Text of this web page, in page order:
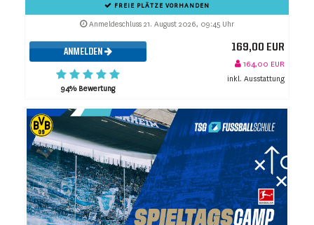
FREIE PLÄTZE VORHANDEN
Anmeldeschluss 21. August 2026, 09:45 Uhr
ANMELDEN
94% Bewertung
169,00 EUR
164,00 EUR
inkl. Ausstattung